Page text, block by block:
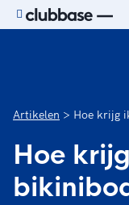
Artikelen Hoe krijg
Hoe